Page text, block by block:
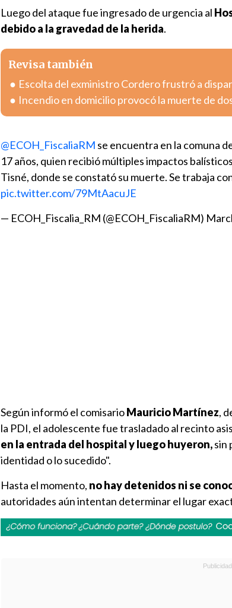
Luego del ataque fue ingresado de urgencia al
debido a la gravedad de la herida.
Revisa también
Escolta del exministro Cordero frustró a
Incendio en domicilio provocó la muerte de
@ECOH_FiscaliaRM se encuentra en la comuna
17 años, quien recibió múltiples impactos
Tisné, donde se constató su muerte. Se trabaja
pic.twitter.com/79MtAacuJE
— ECOH_Fiscalia_RM (@ECOH_FiscaliaRM)
Según informó el comisarioMauricio Martínez,
la PDI, el adolescente fue trasladado al recinto
en la entrada del hospital y luego huyeron,sin
identidad o lo sucedido".
Hasta el momento, no hay detenidos ni se
autoridades aún intentan determinar el lugar